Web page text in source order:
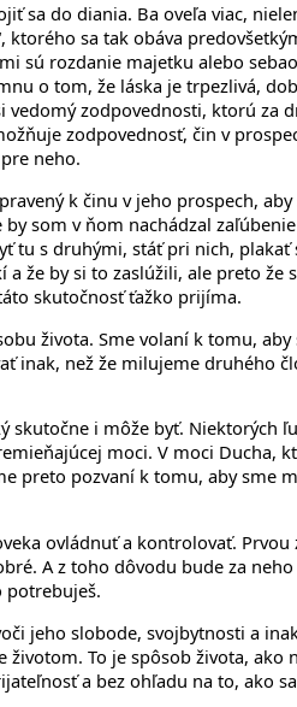
sa do diania. Ba oveľa viac,
ktorého sa tak obáva
sú rozdanie majetku alebo
o tom, že láska je trpezlivá,
zodpovednosti, ktorú za
zodpovednosť, čin v
neho.
k činu v jeho prospech,
som v ňom nachádzal
tu s druhými, stáť pri nich,
že by si to zaslúžili, ale preto že
skutočnosť ťažko prijíma.
života. Sme volaní k tomu,
inak, než že milujeme druhého
skutočne i môže byť. Niektorých
moci. V moci Ducha,
preto pozvaní k tomu, aby sme
ovládnuť a kontrolovať. Prvou
A z toho dôvodu bude za
potrebuješ.
jeho slobode, svojbytnosti a
To je spôsob života, ako
a bez ohľadu na to, ako